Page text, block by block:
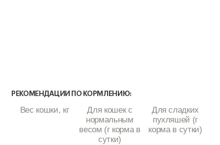
РЕКОМЕНДАЦИИ ПО КОРМЛЕНИЮ:
Вес кошки, кг
Для кошек с
нормальным
весом (г корма в
сутки)
Для сладких
пухляшей (г
корма в сутки)